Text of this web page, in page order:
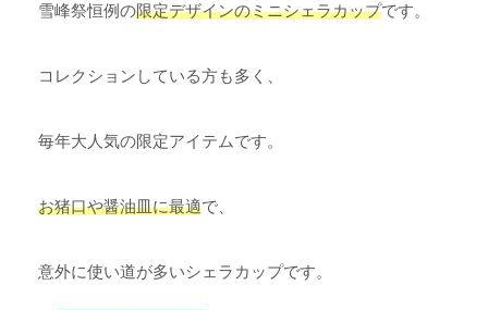
雪峰祭恒例の限定デザインのミニシェラカップです。
コレクションしている方も多く、
毎年大人気の限定アイテムです。
お猪口や醤油皿に最適で、
意外に使い道が多いシェラカップです。